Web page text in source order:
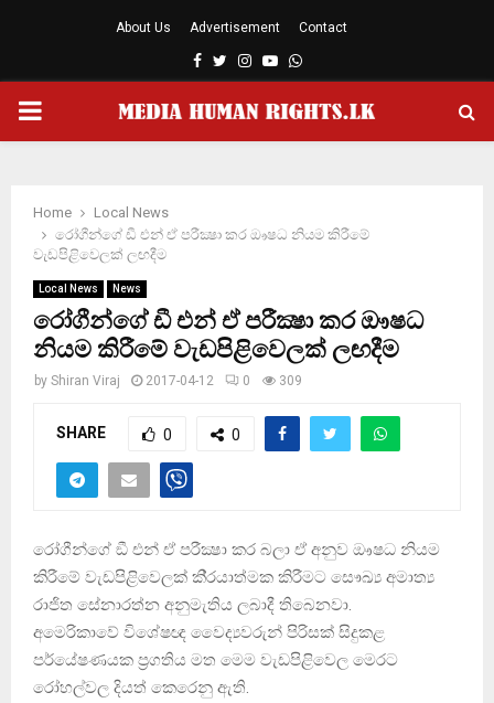
About Us Advertisement Contact
Facebook
TwitterInstagram
YoutubeWhatsapp
PRIMARY
Home
Local News
රෝගීන්ගේ ඩී එන් ඒ පරීක්‍ෂා කර ඖෂධ නියම කිරීමේ
වැඩපිළිවෙලක් ලඟදීම
Local News News
රෝගීන්ගේ ඩී එන් ඒ පරීක්‍ෂා කර ඖෂධ
නියම කිරීමේ වැඩපිළිවෙලක් ලඟදීම
by Shiran Viraj 2017-04-12 0 309
SHARE 0 0
රෝගීන්ගේ ඞී එන් ඒ පරීක්‍ෂා කර බලා ඒ අනුව ඖෂධ නියම
කිරීමේ වැඩපිළිවෙලක් කි‍්‍රයාත්මක කිරීමට සෞඛ්‍ය අමාත්‍ය
රාජිත සේනාරත්න අනුමැතිය ලබාදී තිබෙනවා.
අමෙරිකාවේ විශේෂඥ වෛද්‍යවරුන් පිරිසක් සිදුකළ
පර්යේෂණයක ප‍්‍රගතිය මත මෙම වැඩපිළිවෙල මෙරට
රෝහල්වල දියත් කෙරෙනු ඇති.